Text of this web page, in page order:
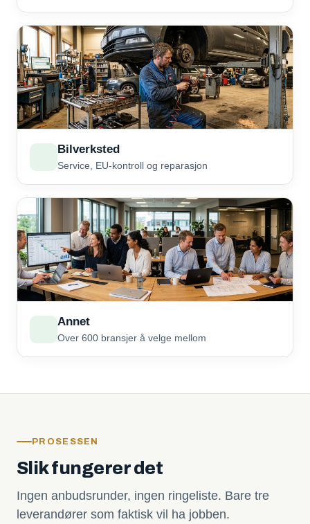
Bilverksted
Service, EU-kontroll og reparasjon
Annet
Over 600 bransjer å velge mellom
PROSESSEN
Slik fungerer det
Ingen anbudsrunder, ingen ringeliste. Bare tre
leverandører som faktisk vil ha jobben.